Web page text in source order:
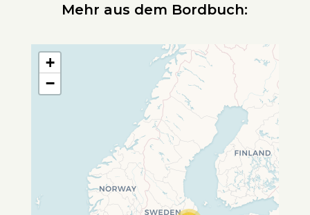
Mehr aus dem Bordbuch:
+
−